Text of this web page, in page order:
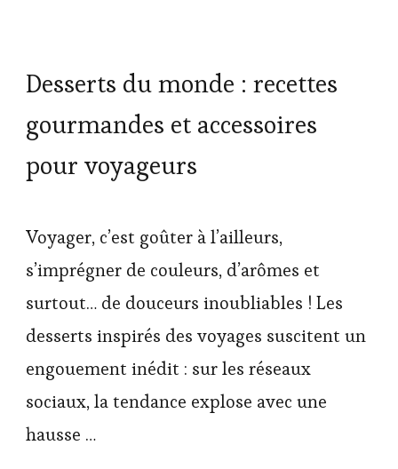
Desserts du monde : recettes
gourmandes et accessoires
pour voyageurs
Voyager, c’est goûter à l’ailleurs,
s’imprégner de couleurs, d’arômes et
surtout… de douceurs inoubliables ! Les
desserts inspirés des voyages suscitent un
engouement inédit : sur les réseaux
sociaux, la tendance explose avec une
hausse …